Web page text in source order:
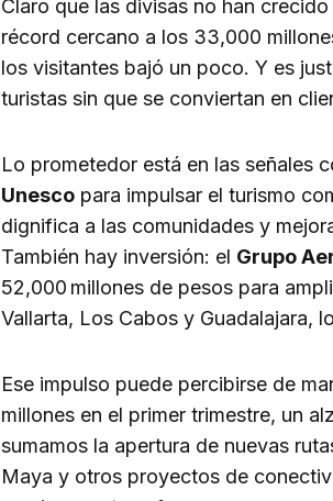
Claro que las divisas no han
récord cercano a los 33,000
los visitantes bajó un poco. Y es
turistas sin que se conviertan en
Lo prometedor está en las señales
Unesco para impulsar el turismo
dignifica a las comunidades y
También hay inversión: el Grupo
52,000 millones de pesos para
Vallarta, Los Cabos y Guadalajara,
Ese impulso puede percibirse de
millones en el primer trimestre, un
sumamos la apertura de nuevas
Maya y otros proyectos de